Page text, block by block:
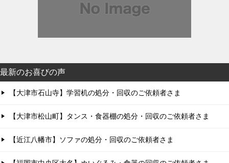
最新のお喜びの声
【大津市石山寺】学習机の処分・回収のご依頼者さま
【大津市松山町】タンス・食器棚の処分・回収のご依頼者さま
【近江八幡市】ソファの処分・回収のご依頼者さま